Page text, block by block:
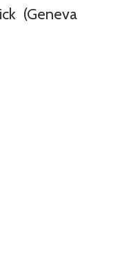
(Geneva